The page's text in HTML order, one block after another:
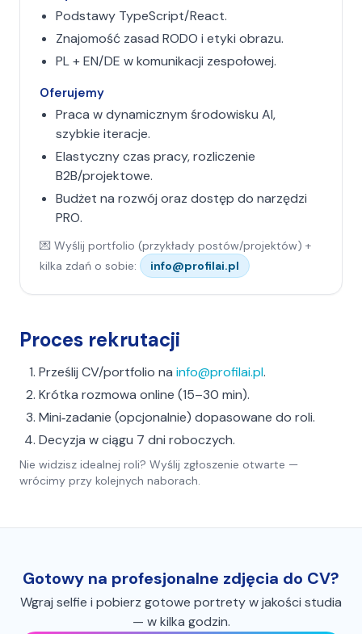
Podstawy TypeScript/React.
Znajomość zasad RODO i etyki obrazu.
PL + EN/DE w komunikacji zespołowej.
Oferujemy
Praca w dynamicznym środowisku AI,
szybkie iteracje.
Elastyczny czas pracy, rozliczenie
B2B/projektowe.
Budżet na rozwój oraz dostęp do narzędzi
PRO.
💌 Wyślij portfolio (przykłady postów/projektów) +
kilka zdań o sobie:
info@profilai.pl
Proces rekrutacji
Prześlij CV/portfolio na info@profilai.pl.
Krótka rozmowa online (15–30 min).
Mini‑zadanie (opcjonalnie) dopasowane do roli.
Decyzja w ciągu 7 dni roboczych.
Nie widzisz idealnej roli? Wyślij zgłoszenie otwarte —
wrócimy przy kolejnych naborach.
Gotowy na profesjonalne zdjęcia do CV?
Wgraj selfie i pobierz gotowe portrety w jakości studia
— w kilka godzin.